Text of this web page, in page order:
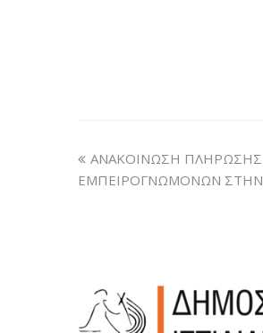
ΑΝΑΚΟΙΝΩΣΗ
ΕΜΠΕΙΡΟΓΝΩΜΟΝΩΝ